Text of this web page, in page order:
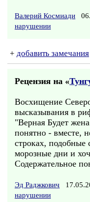
Валерий Космиади
нарушении
+ добавить замечания
Рецензия на «
Восхищение
высказывания в
"Верная Будет
понятно - вместе,
строках, подобные
морозные дни и
Содержательное
Эд Раджкович
нарушении